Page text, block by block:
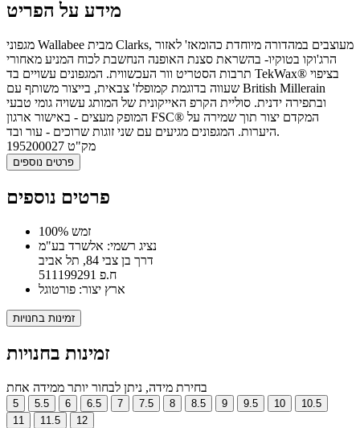
מידע על הפריט
מגפוני Wallabee מבית Clarks, מעוצבים במהדורה מיוחדת כהומאז' לאזור
הרג'וקו בטוקיו- בהשראת סצנת האופנה הנחשבת לכוח המניע מאחורי
תרבות הסטריט וור העכשווית. המגפונים עשויים בד TekWax® בציפוי
שעווה בדוגמת קמופלז' צבאית, בייצור משותף עם British Millerain
ובתפירה ידנית. סוליית הקרפ האייקונית של המותג עשויה גומי טבעי
המופק מעצים - באישור ארגון FSC® המקדם יצור תוך שמירה על
היערות. המגפונים מגיעים עם שני זוגות שרוכים - עור ובד.
מק"ט 195200027
פרטים נוספים
פרטים נוספים
100% זמש
נציג רשמי: אלשרד בע"מ
דרך בן צבי 84, תל אביב
ח.פ 511199291
ארץ יצור: פורטוגל
זמינות בחנויות
זמינות בחנויות
בחירת מידה, ניתן לבחור יותר ממידה אחת
5 5.5 6 6.5 7 7.5 8 8.5 9 9.5 10
10.5
11
11.5
12